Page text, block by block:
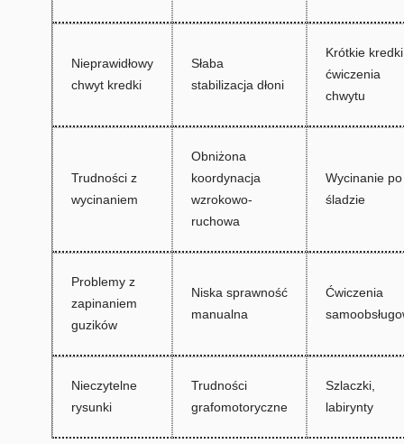
Nieprawidłowy
chwyt kredki
Słaba
stabilizacja dłoni
Krótkie
ćwiczenia
chwytu
Trudności z
wycinaniem
Obniżona
koordynacja
wzrokowo-
ruchowa
Wycinanie po
śladzie
Problemy z
zapinaniem
guzików
Niska sprawność
manualna
Ćwiczenia
Nieczytelne
rysunki
Trudności
grafomotoryczne
Szlaczki,
labirynty